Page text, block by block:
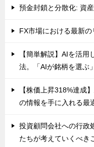
預金封鎖と分散化: 資
FX市場における最新
【簡単解説】AIを活
法。「AIが銘柄を選ぶ
【株価上昇318%達成
の情報を手に入れる最
投資顧問会社への行政
たちが考えていくべき